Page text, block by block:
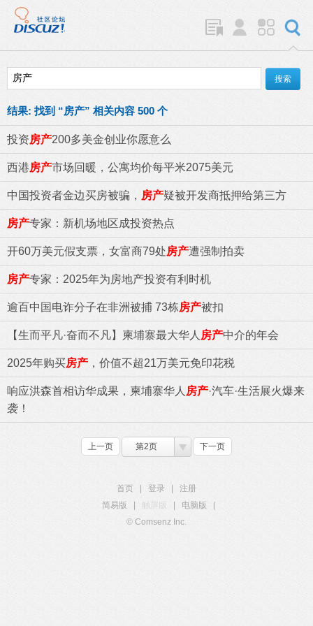
结果: 找到 “房产” 相关内容 500 个
投资房产200多美金创业你愿意么
西港房产市场回暖，公寓均价每平米2075美元
中国投资者金边买房被骗， 房产疑被开发商抵押给第三方
房产专家：新机场地区成投资热点
开60万美元假支票，女富商79处房产遭强制拍卖
房产专家：2025年为房地产投资有利时机
逾百中国电诈分子在非洲被捕 73栋房产被扣
【生而平凡·奋而不凡】柬埔寨最大华人 房产中介的年会
2025年购买房产 ，价值不超21万美元免印花税
响应洪森首相访华成果，柬埔寨华人 房产·汽车·生活展火爆来
袭！
上一页 第2页 下一页
首页 登录
注册
简易版
触屏版 电脑版
© Comsenz Inc.